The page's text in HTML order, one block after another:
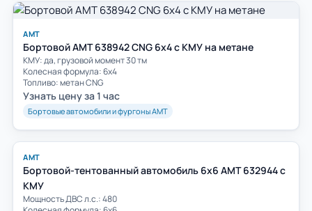
АМТ
Бортовой AMT 638942 CNG 6х4 с КМУ на метане
КМУ: да, грузовой момент 30 тм
Колесная формула: 6х4
Топливо: метан CNG
Узнать цену за 1 час
Бортовые автомобили и фургоны АМТ
АМТ
Бортовой-тентованный автомобиль 6х6 AMT 632944 с
КМУ
Мощность ДВС л.с.: 480